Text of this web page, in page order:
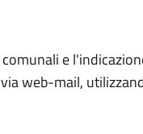
e
web-mail,